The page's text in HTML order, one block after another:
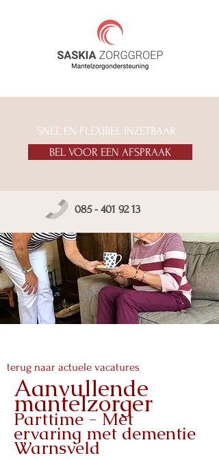
SNEL EN FLEXIBEL INZETBAAR
BEL VOOR EEN AFSPRAAK
085 - 401 92 13
terug naar actuele vacatures
Aanvullende
mantelzorger
Parttime - Met
ervaring met dementie
Warnsveld